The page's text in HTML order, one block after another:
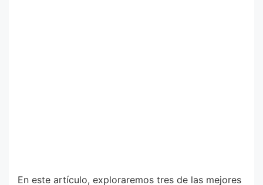
En este artículo, exploraremos tres de las mejores